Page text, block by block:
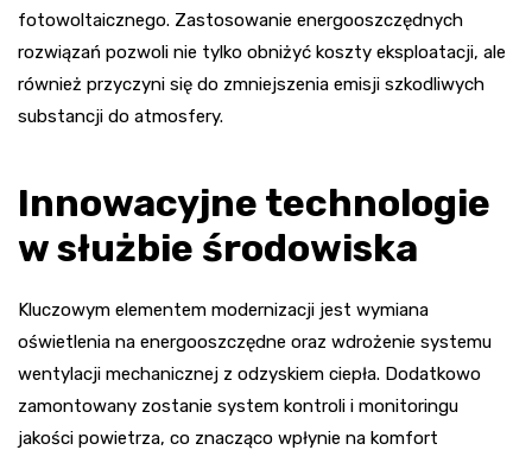
fotowoltaicznego. Zastosowanie energooszczędnych
rozwiązań pozwoli nie tylko obniżyć koszty eksploatacji, ale
również przyczyni się do zmniejszenia emisji szkodliwych
substancji do atmosfery.
Innowacyjne technologie
w służbie środowiska
Kluczowym elementem modernizacji jest wymiana
oświetlenia na energooszczędne oraz wdrożenie systemu
wentylacji mechanicznej z odzyskiem ciepła. Dodatkowo
zamontowany zostanie system kontroli i monitoringu
jakości powietrza, co znacząco wpłynie na komfort